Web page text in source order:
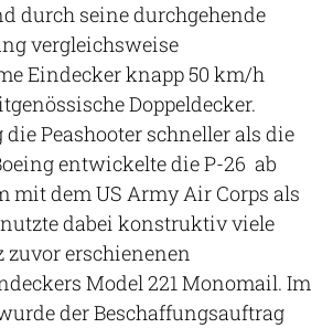
durch seine durchgehende
vergleichsweise
Eindecker knapp 50 km/h
Doppeldecker.
Peashooter schneller als die
entwickelte die P-26 ab
mit dem US Army Air Corps als
dabei konstruktiv viele
zuvor erschienenen
Model 221 Monomail. Im
der Beschaffungsauftrag